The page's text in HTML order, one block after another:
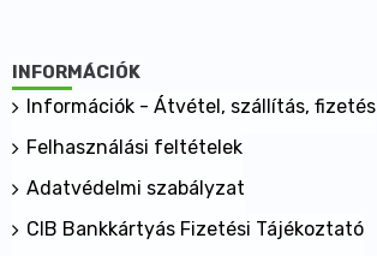
INFORMÁCIÓK
Információk - Átvétel, szállítás, fizetés
Felhasználási feltételek
Adatvédelmi szabályzat
CIB Bankkártyás Fizetési Tájékoztató